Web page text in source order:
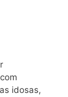
idosas,